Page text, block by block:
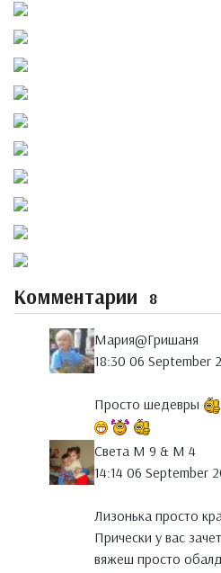
Комментарии 8
Мария@Гришаня
18:30 06 September
Просто шедевры
Света М 9 & М 4
14:14 06 September
Лизонька просто
Прически у вас
вяжеш просто